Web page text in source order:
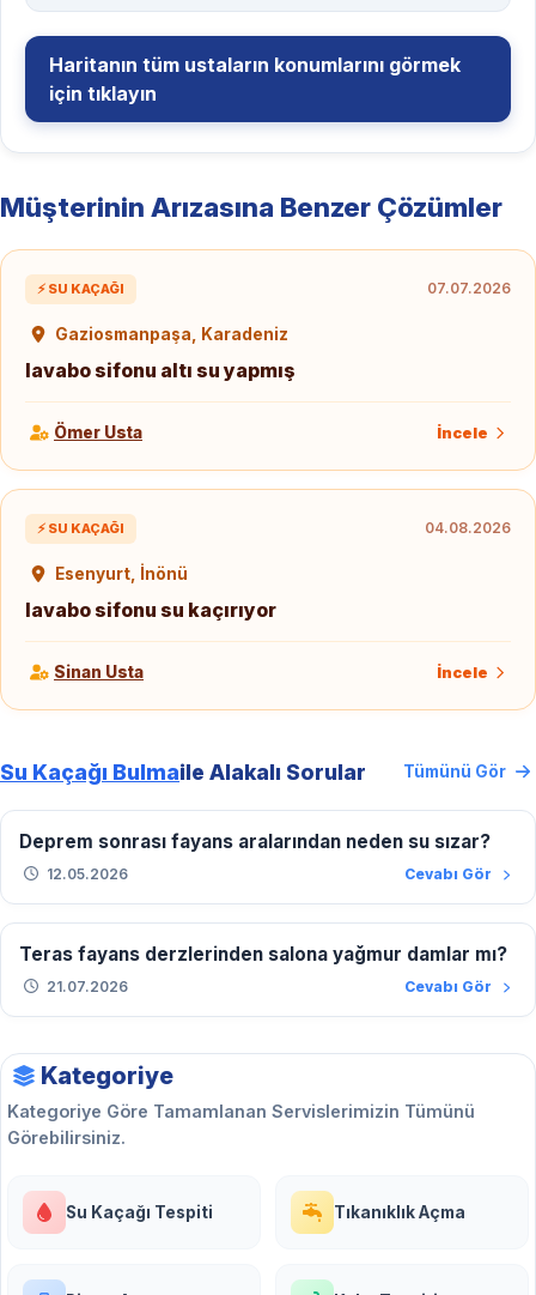
Haritanın tüm ustaların konumlarını görmek
için tıklayın
Müşterinin Arızasına Benzer Çözümler
⚡ SU KAÇAĞI 07.07.2026
Gaziosmanpaşa, Karadeniz
lavabo sifonu altı su yapmış
Ömer Usta İncele
⚡ SU KAÇAĞI 04.08.2026
Esenyurt, İnönü
lavabo sifonu su kaçırıyor
Sinan Usta İncele
Su Kaçağı Bulmaile Alakalı Sorular Tümünü Gör
Deprem sonrası fayans aralarından neden su sızar?
12.05.2026 Cevabı Gör
Teras fayans derzlerinden salona yağmur damlar mı?
21.07.2026 Cevabı Gör
Kategoriye
Kategoriye Göre Tamamlanan Servislerimizin Tümünü
Görebilirsiniz.
Su Kaçağı Tespiti Tıkanıklık Açma